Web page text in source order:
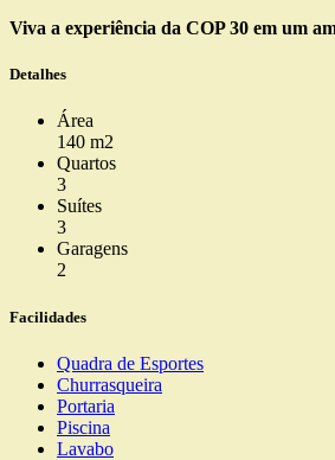
Viva a experiência da COP 30 em um
Detalhes
Área
140 m2
Quartos
3
Suítes
3
Garagens
2
Facilidades
Quadra de Esportes
Churrasqueira
Portaria
Piscina
Lavabo